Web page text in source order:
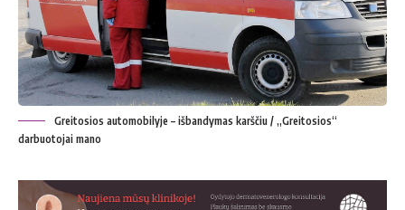
Greitosios automobilyje – išbandymas karščiu / „Greitosios“
darbuotojai mano